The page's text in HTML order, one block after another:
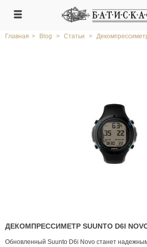
Главная > Blog > Статьи >
ДЕКОМПРЕССИМЕТР SUUNTO D6I
Обновленный Suunto D6i Novo станет